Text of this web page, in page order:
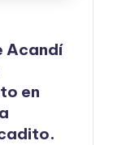
Acandí
en